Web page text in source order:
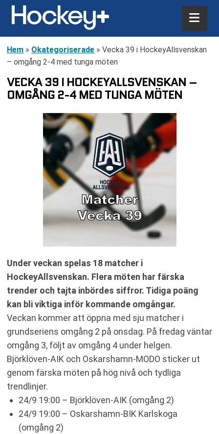
Hem » Okategoriserade » Vecka 39 i HockeyAllsvenskan
– omgång 2-4 med tunga möten
VECKA 39 I HOCKEYALLSVENSKAN –
OMGÅNG 2-4 MED TUNGA MÖTEN
Under veckan spelas 18 matcher i
HockeyAllsvenskan. Flera möten har färska
trender och tajta inbördes siffror. Tidiga poäng
kan bli viktiga inför kommande omgångar.
Veckan kommer att öppna med sju matcher i
grundseriens omgång 2 på onsdag. På fredag väntar
omgång 3, följt av omgång 4 under helgen.
Björklöven-AIK och Oskarshamn-MODO sticker ut
genom färska möten på hög nivå och tydliga
trendlinjer.
24/9 19:00 – Björklöven-AIK (omgång 2)
24/9 19:00 – Oskarshamn-BIK Karlskoga
(omgång 2)